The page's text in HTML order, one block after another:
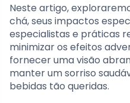
Neste artigo,
chá, seus impactos
especialistas e práticas
minimizar os efeitos
fornecer uma visão
manter um sorriso
bebidas tão queridas.